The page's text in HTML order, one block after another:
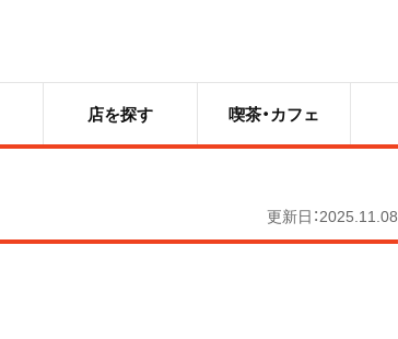
店を探す 喫茶・カフェ
更新日：2025.11.08